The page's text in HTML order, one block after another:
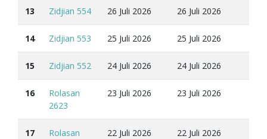
13 Zidjian 554 26 Juli 2026 26 Juli 2026
14 Zidjian 553 25 Juli 2026 25 Juli 2026
15 Zidjian 552 24 Juli 2026 24 Juli 2026
16
Rolasan
2623
23 Juli 2026 23 Juli 2026
17
Rolasan
22 Juli 2026 22 Juli 2026